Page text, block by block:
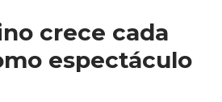
crece cada
espectáculo